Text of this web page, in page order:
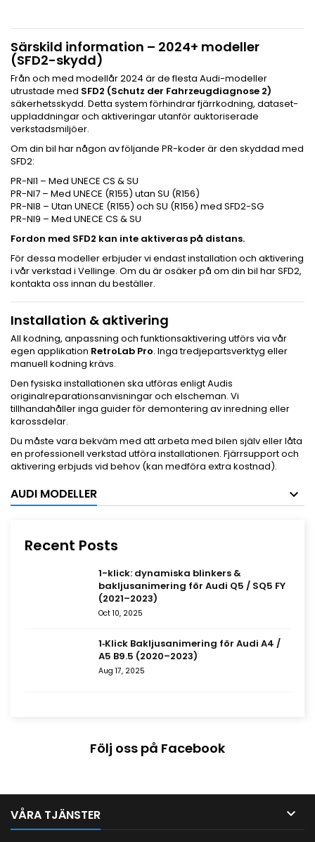
AUDI MODELLER
Recent Posts
1-klick: dynamiska blinkers &
bakljusanimering för Audi Q5 / SQ5 FY
(2021–2023)
Oct 10, 2025
1‑Klick Bakljusanimering för Audi A4 /
A5 B9.5 (2020–2023)
Aug 17, 2025
Särskild information – 2024+ modeller
(SFD2-skydd)
Från och med modellår 2024 är de flesta Audi-modeller
utrustade med SFD2 (Schutz der Fahrzeugdiagnose 2)
säkerhetsskydd. Detta system förhindrar fjärrkodning, dataset-
uppladdningar och aktiveringar utanför auktoriserade
verkstadsmiljöer.
Om din bil har någon av följande PR-koder är den skyddad med
SFD2:
PR-NI1 – Med UNECE CS & SU
PR-NI7 – Med UNECE (R155) utan SU (R156)
PR-NI8 – Utan UNECE (R155) och SU (R156) med SFD2-SG
PR-NI9 – Med UNECE CS & SU
Fordon med SFD2 kan inte aktiveras på distans.
För dessa modeller erbjuder vi endast installation och aktivering
i vår verkstad i Vellinge. Om du är osäker på om din bil har SFD2,
kontakta oss innan du beställer.
Installation & aktivering
All kodning, anpassning och funktionsaktivering utförs via vår
egen applikation RetroLab Pro. Inga tredjepartsverktyg eller
manuell kodning krävs.
Den fysiska installationen ska utföras enligt Audis
originalreparationsanvisningar och elscheman. Vi
tillhandahåller inga guider för demontering av inredning eller
karossdelar.
Du måste vara bekväm med att arbeta med bilen själv eller låta
en professionell verkstad utföra installationen. Fjärrsupport och
aktivering erbjuds vid behov (kan medföra extra kostnad).
Följ oss på Facebook
VÅRA TJÄNSTER 